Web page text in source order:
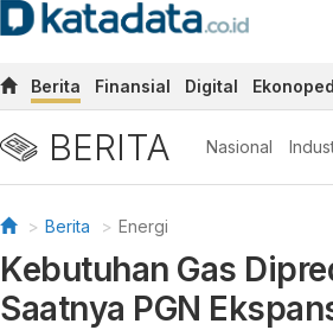
Berita Finansial Digital
BERITA Nasional
Berita Energi
Kebutuhan Gas
Saatnya PGN